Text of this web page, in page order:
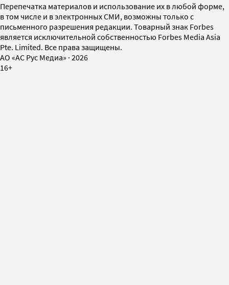
Перепечатка материалов и использование их в любой форме,
в том числе и в электронных СМИ, возможны только с
письменного разрешения редакции. Товарный знак Forbes
является исключительной собственностью Forbes Media Asia
Pte. Limited. Все права защищены.
AO «АС Рус Медиа» · 2026
16+